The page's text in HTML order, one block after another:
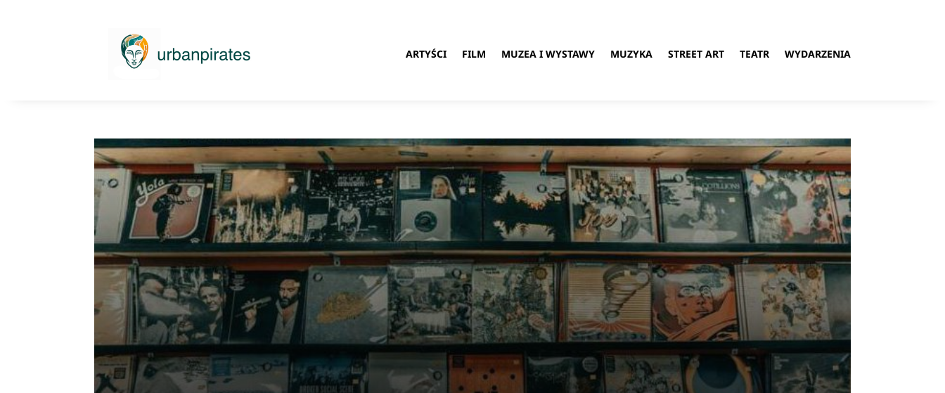
ARTYŚCI FILM MUZEA I WYSTAWY MUZYKA STREET ART TEATR WYDARZENIA